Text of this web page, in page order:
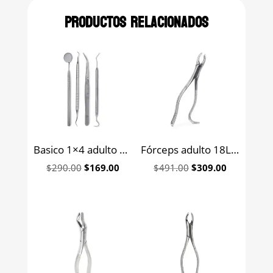
Productos relacionados
Basico 1×4 adulto hexagonal premium 6B (327-B)
$290.00 Original
$290.00.
$169.00
Fórceps adulto 18L para molares superiores izquierdos 6B (080)
$491.00 Original
$491.00.
$309.00Current